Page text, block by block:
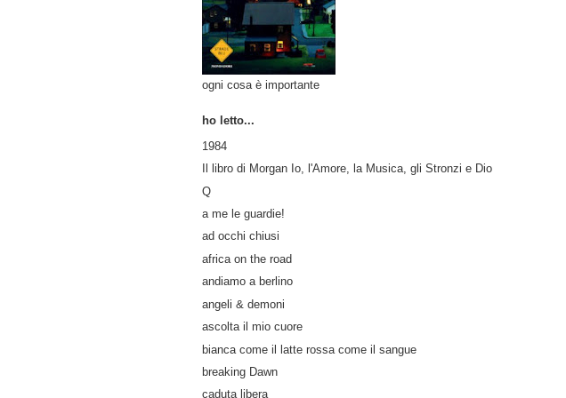
ogni cosa è importante
ho letto...
1984
Il libro di Morgan Io, l'Amore, la Musica, gli Stronzi e Dio
Q
a me le guardie!
ad occhi chiusi
africa on the road
andiamo a berlino
angeli & demoni
ascolta il mio cuore
bianca come il latte rossa come il sangue
breaking Dawn
caduta libera